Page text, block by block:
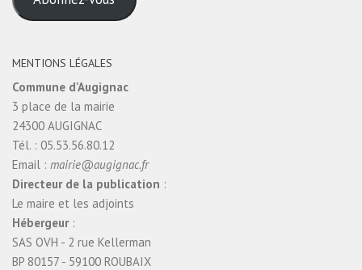
mail
MENTIONS LÉGALES
Commune d'Augignac
3 place de la mairie
24300 AUGIGNAC
Tél. : 05.53.56.80.12
Email : mairie@augignac.fr
Directeur de la publication :
Le maire et les adjoints
Hébergeur:
SAS OVH - 2 rue Kellerman
BP 80157 - 59100 ROUBAIX